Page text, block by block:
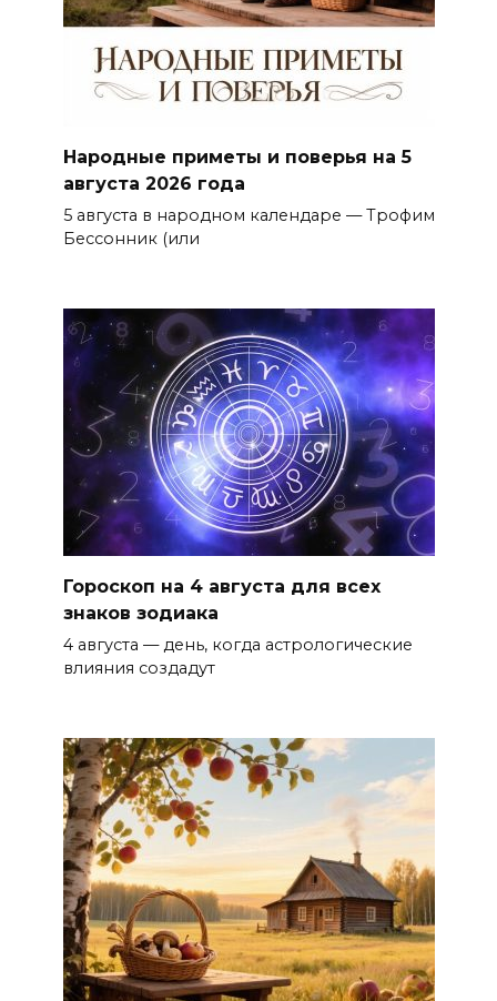
Народные приметы и поверья на 5
августа 2026 года
5 августа в народном календаре — Трофим
Бессонник (или
Гороскоп на 4 августа для всех
знаков зодиака
4 августа — день, когда астрологические
влияния создадут